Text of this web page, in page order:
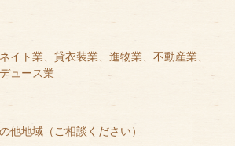
イト業、貸衣装業、進物業、不動産業、
ュース業
地域（ご相談ください）